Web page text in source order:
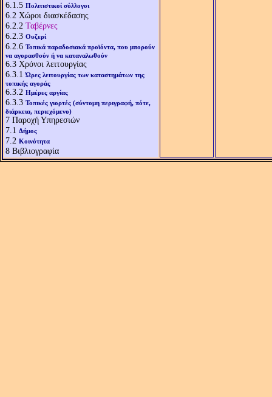
6.1.5 Πολιτιστικοί σύλλογοι
6.2 Χώροι διασκέδασης
6.2.2 Ταβέρνες
6.2.3 Ουζερί
6.2.6 Τοπικά παραδοσιακά προϊόντα, που μπορούν
να αγορασθούν ή να καταναλωθούν
6.3 Χρόνοι λειτουργίας
6.3.1Ώρες λειτουργίας των καταστημάτων της
τοπικής αγοράς
6.3.2 Ημέρες αργίας
6.3.3 Τοπικές γιορτές (σύντομη περιγραφή, πότε,
διάρκεια, περιεχόμενο)
7 Παροχή Υπηρεσιών
7.1 Δήμος
7.2 Κοινότητα
8 Βιβλιογραφία